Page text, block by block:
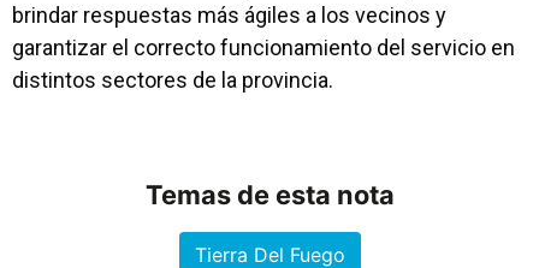
brindar respuestas más ágiles a los vecinos y
garantizar el correcto funcionamiento del servicio en
distintos sectores de la provincia.
Temas de esta nota
Tierra Del Fuego